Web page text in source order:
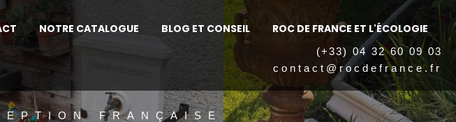
NOTRE CATALOGUE BLOG ET CONSEIL ROC DE FRANCE ET L'ÉCOLOGIE
(+33) 04 32 60 09 03
contact@rocdefrance.fr
FRANÇAISE